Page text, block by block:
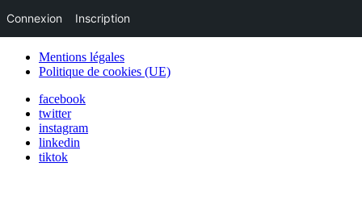
Mentions légales
Politique de cookies (UE)
facebook
twitter
instagram
linkedin
tiktok
Connexion Inscription